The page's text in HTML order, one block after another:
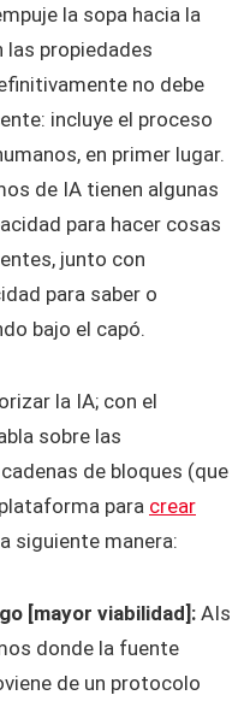
la sopa hacia la
propiedades
no debe
incluye el proceso
en primer lugar.
de IA tienen algunas
para hacer cosas
junto con
para saber o
bajo el capó.
la IA; con el
sobre las
de bloques (que
para crear
siguiente manera:
[mayor viabilidad]:AIs
donde la fuente
de un protocolo